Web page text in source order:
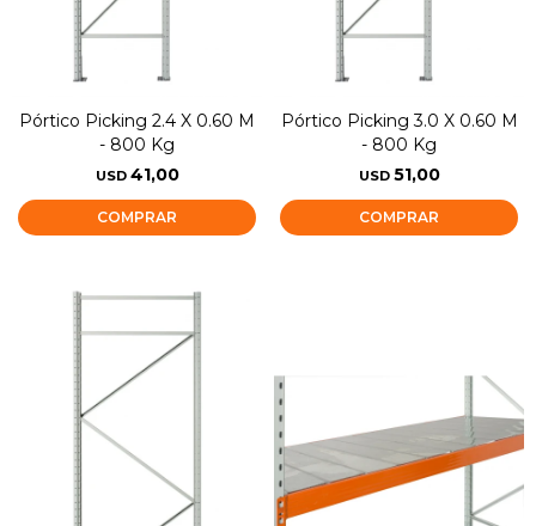
Pórtico Picking 2.4 X 0.60 M
- 800 Kg
USD 41,00
Pórtico Picking 3.0 X 0.60 M
- 800 Kg
USD 51,00